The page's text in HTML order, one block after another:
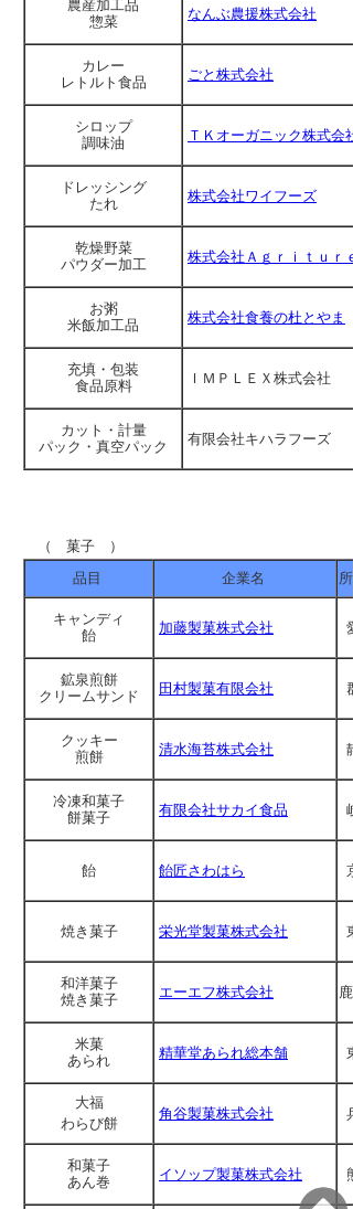
農産加工品
惣菜
なんぶ農援株式会社
カレー
レトルト食品
ごと株式会社
シロップ
調味油
ＴＫオーガニック株式会社
ドレッシング
たれ
株式会社ワイフーズ
乾燥野菜
パウダー加工
株式会社Ａｇｒｉｔｕｒｅ
お粥
米飯加工品
株式会社食養の杜とやま
充填・包装
食品原料
ＩＭＰＬＥＸ株式会社
カット・計量
パック・真空パック
有限会社キハラフーズ
（ 菓子 ）
品目
企業名
キャンディ
飴
加藤製菓株式会社
鉱泉煎餅
クリームサンド
田村製菓有限会社
クッキー
煎餅
清水海苔株式会社
冷凍和菓子
餅菓子
有限会社サカイ食品
飴 飴匠さわはら
焼き菓子 栄光堂製菓株式会社
和洋菓子
焼き菓子
エーエフ株式会社
米菓
あられ
精華堂あられ総本舗
大福
わらび餅
角谷製菓株式会社
和菓子
あん巻
イソップ製菓株式会社